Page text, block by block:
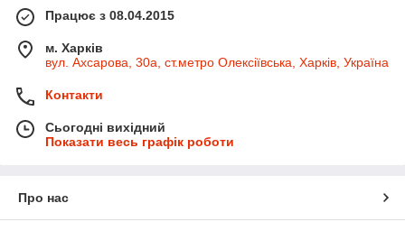
Працює з 08.04.2015
м. Харків
вул. Ахсарова, 30а, ст.метро Олексіївська, Харків, Україна
Контакти
Сьогодні вихідний
Показати весь графік роботи
Про нас